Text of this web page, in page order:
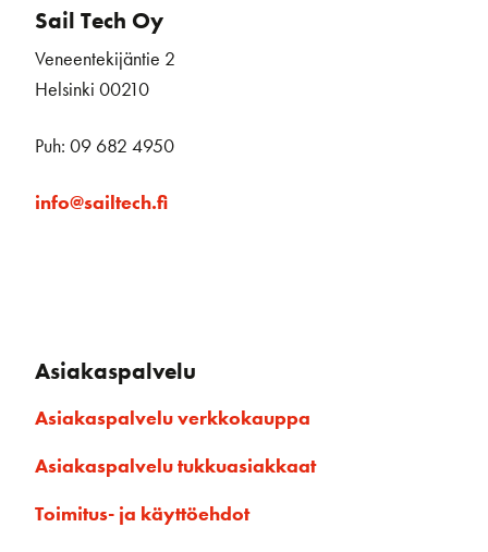
Sail Tech Oy
Veneentekijäntie 2
Helsinki 00210
Puh: 09 682 4950
info@sailtech.fi
Asiakaspalvelu
Asiakaspalvelu verkkokauppa
Asiakaspalvelu tukkuasiakkaat
Toimitus- ja käyttöehdot